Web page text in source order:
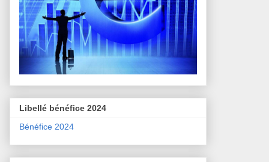
Libellé bénéfice 2024
Bénéfice 2024